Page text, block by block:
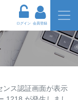
ログイン 会員登録
ンス認証画面が表示